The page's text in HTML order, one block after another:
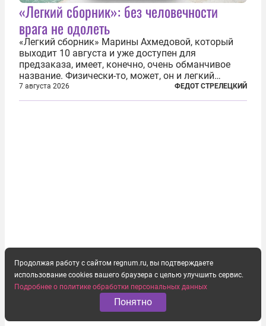
«Легкий сборник»: без человечности
врага не одолеть
«Легкий сборник» Марины Ахмедовой, который
выходит 10 августа и уже доступен для
предзаказа, имеет, конечно, очень обманчивое
название. Физически-то, может, он и легкий
относительно. Но метафизически —
безотносительно тяжелый. Десять рассказов,
7 августа 2026 ФЕДОТ СТРЕЛЕЦКИЙ
Продолжая работу с сайтом regnum.ru, вы подтверждаете
использование cookies вашего браузера с целью улучшить сервис.
Подробнее о политике обработки персональных данных
Понятно